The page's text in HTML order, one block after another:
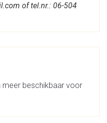
of tel.nr.: 06-504
meer beschikbaar voor